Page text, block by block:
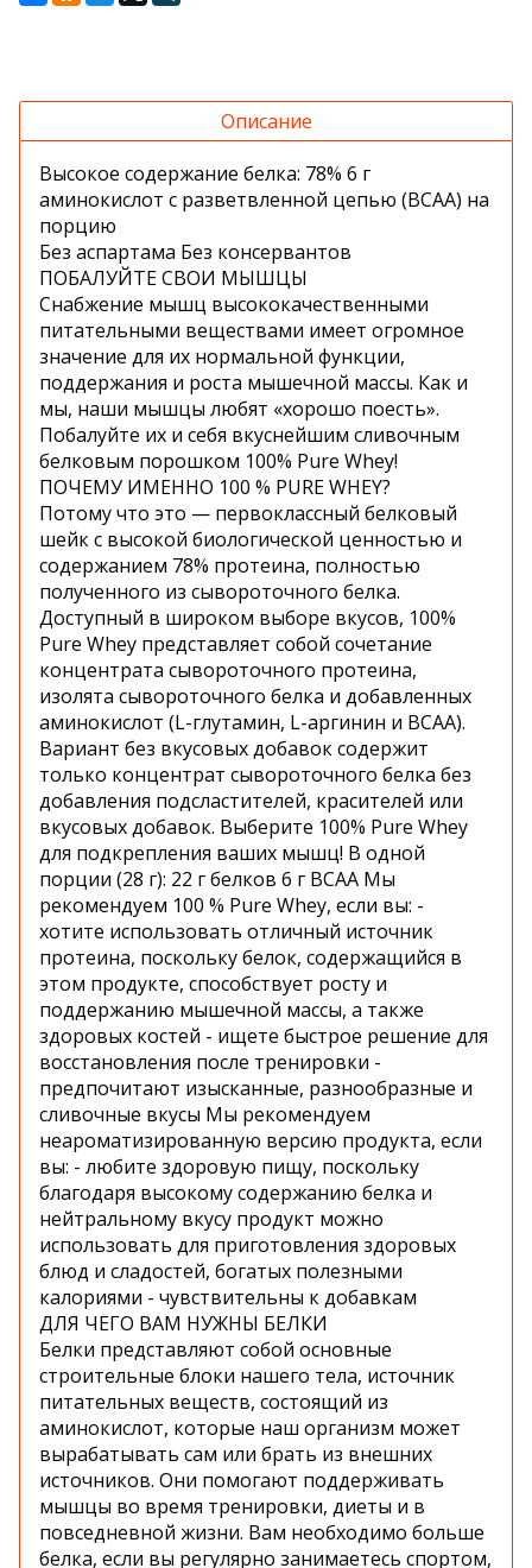
Описание
Высокое содержание белка: 78% 6 г
аминокислот с разветвленной цепью (BCAA) на
порцию
Без аспартама Без консервантов
ПОБАЛУЙТЕ СВОИ МЫШЦЫ
Снабжение мышц высококачественными
питательными веществами имеет огромное
значение для их нормальной функции,
поддержания и роста мышечной массы. Как и
мы, наши мышцы любят «хорошо поесть».
Побалуйте их и себя вкуснейшим сливочным
белковым порошком 100% Pure Whey!
ПОЧЕМУ ИМЕННО 100 % PURE WHEY?
Потому что это — первоклассный белковый
шейк с высокой биологической ценностью и
содержанием 78% протеина, полностью
полученного из сывороточного белка.
Доступный в широком выборе вкусов, 100%
Pure Whey представляет собой сочетание
концентрата сывороточного протеина,
изолята сывороточного белка и добавленных
аминокислот (L-глутамин, L-аргинин и BCAA).
Вариант без вкусовых добавок содержит
только концентрат сывороточного белка без
добавления подсластителей, красителей или
вкусовых добавок. Выберите 100% Pure Whey
для подкрепления ваших мышц! В одной
порции (28 г): 22 г белков 6 г BCAA Мы
рекомендуем 100 % Pure Whey, если вы: -
хотите использовать отличный источник
протеина, поскольку белок, содержащийся в
этом продукте, способствует росту и
поддержанию мышечной массы, а также
здоровых костей - ищете быстрое решение для
восстановления после тренировки -
предпочитают изысканные, разнообразные и
сливочные вкусы Мы рекомендуем
неароматизированную версию продукта, если
вы: - любите здоровую пищу, поскольку
благодаря высокому содержанию белка и
нейтральному вкусу продукт можно
использовать для приготовления здоровых
блюд и сладостей, богатых полезными
калориями - чувствительны к добавкам
ДЛЯ ЧЕГО ВАМ НУЖНЫ БЕЛКИ
Белки представляют собой основные
строительные блоки нашего тела, источник
питательных веществ, состоящий из
аминокислот, которые наш организм может
вырабатывать сам или брать из внешних
источников. Они помогают поддерживать
мышцы во время тренировки, диеты и в
повседневной жизни. Вам необходимо больше
белка, если вы регулярно занимаетесь спортом,